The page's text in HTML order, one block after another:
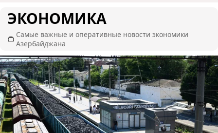
ЭКОНОМИКА
Самые важные и оперативные новости экономики
Азербайджана